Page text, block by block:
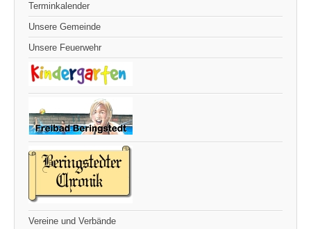
Terminkalender
Unsere Gemeinde
Unsere Feuerwehr
Vereine und Verbände